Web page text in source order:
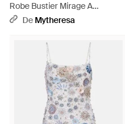
Robe Bustier Mirage A
Ornements Floraux - Noir
De Mytheresa